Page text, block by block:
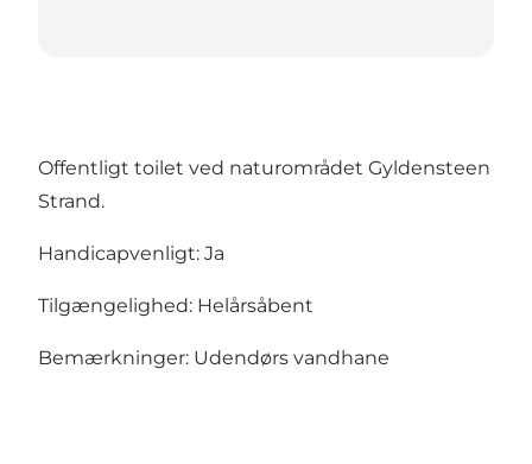
Offentligt toilet ved naturområdet Gyldensteen
Strand.
Handicapvenligt: Ja
Tilgængelighed: Helårsåbent
Bemærkninger: Udendørs vandhane